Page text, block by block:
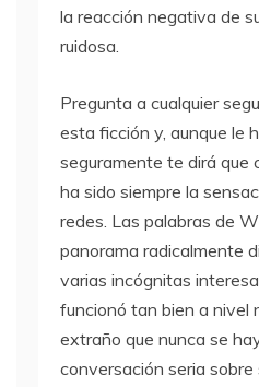
la reacción negativa de
ruidosa.
Pregunta a cualquier
esta ficción y, aunque le
seguramente te dirá que
ha sido siempre la
redes. Las palabras de
panorama radicalmente
varias incógnitas
funcionó tan bien a nivel
extraño que nunca se
conversación seria sobre